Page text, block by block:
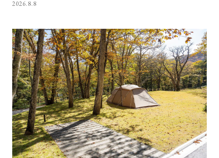
2026.8.8